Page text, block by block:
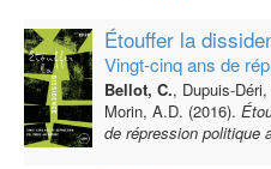
Étouffer la
Vingt-cinq ans de
Bellot, C., Dupuis-
Morin, A.D. (2016).
de répression politique